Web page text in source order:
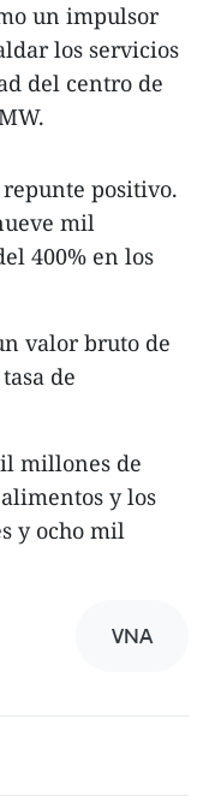
un impulsor
los servicios
del centro de
positivo.
mil
400% en los
valor bruto de
de
millones de
y los
y ocho mil
VNA